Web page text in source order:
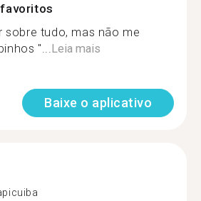
sobre tudo, mas não me
"...Leia mais
Baixe o aplicativo